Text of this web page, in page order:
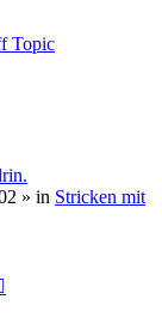
Topic
» in Stricken mit